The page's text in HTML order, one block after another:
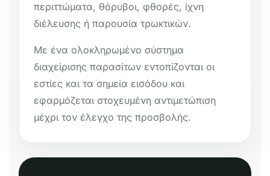
περιττώματα, θόρυβοι, φθορές, ίχνη
διέλευσης ή παρουσία τρωκτικών.
Με ένα ολοκληρωμένο σύστημα
διαχείρισης παρασίτων εντοπίζονται οι
εστίες και τα σημεία εισόδου και
εφαρμόζεται στοχευμένη αντιμετώπιση
μέχρι τον έλεγχο της προσβολής.